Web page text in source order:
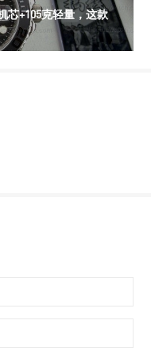
芯+105克轻量，这款